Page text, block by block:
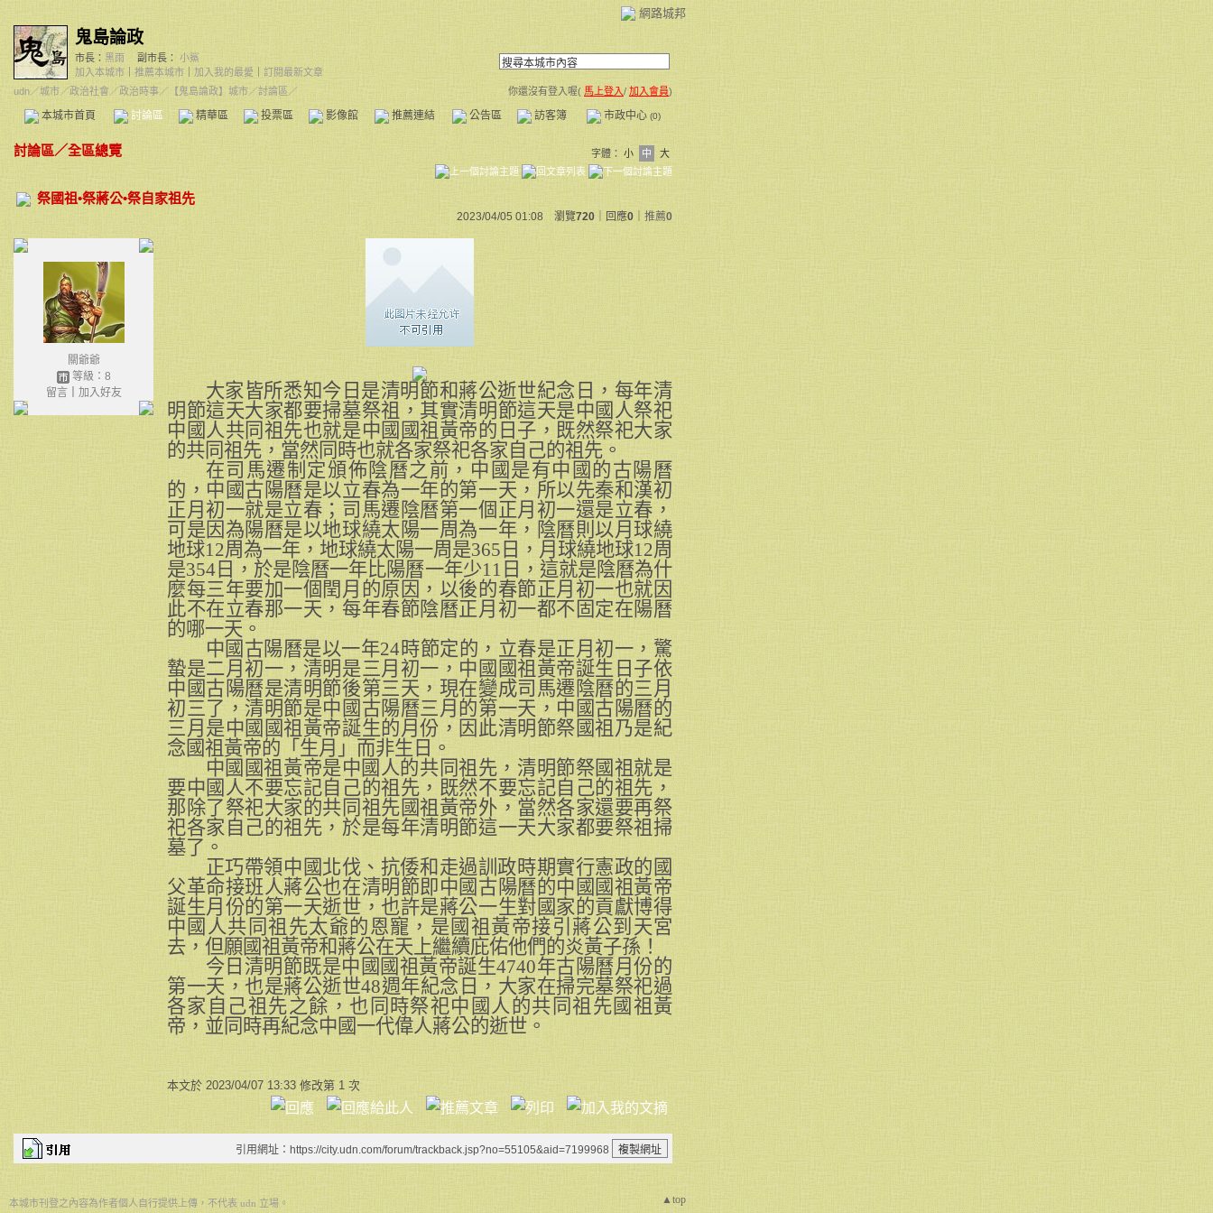
網路城邦
鬼島論政
市長： 黑雨 副市長： 小鯊
加入本城市
推薦本城市 加入我的最愛
訂閱最新文章
udn／城市／政治社會 ／政治時事 ／ 【鬼島論政】城市／討論區／ 你還沒有登入喔( 馬上登入/ 加入會員)
本城市首頁 討論區 精華區 投票區 影像館 推薦連結 公告區 訪客簿 市政中心 (0)
討論區／全區總覽 字體： 小 中 大
祭國祖•祭蔣公•祭自家祖先
2023/04/05 01:08 瀏覽720 ｜回應0 推薦0
關爺爺
等級：8
留言｜ 加入好友
大家皆所悉知今日是清明節和蔣公逝世紀念日，每年清
明節這天大家都要掃墓祭祖，其實清明節這天是中國人祭祀
中國人共同祖先也就是中國國祖黃帝的日子，既然祭祀大家
的共同祖先，當然同時也就各家祭祀各家自己的祖先。
在司馬遷制定頒佈陰曆之前，中國是有中國的古陽曆
的，中國古陽曆是以立春為一年的第一天，所以先秦和漢初
正月初一就是立春；司馬遷陰曆第一個正月初一還是立春，
可是因為陽曆是以地球繞太陽一周為一年，陰曆則以月球繞
地球12周為一年，地球繞太陽一周是365 日，月球繞地球12周
是354 日，於是陰曆一年比陽曆一年少11 日，這就是陰曆為什
麼每三年要加一個閏月的原因，以後的春節正月初一也就因
此不在立春那一天，每年春節陰曆正月初一都不固定在陽曆
的哪一天。
中國古陽曆是以一年24時節定的，立春是正月初一，驚
蟄是二月初一，清明是三月初一， 中國國祖黃帝誕生日子依
中國古陽曆是清明節後第三天，現在變成司馬遷陰曆的三月
初三了 ，清明節是中國古陽曆三月的第一天，中國古陽曆的
三月是中國國祖黃帝誕生的月份，因此清明節祭國祖乃是紀
念國祖黃帝的「生月」而非生日。
中國國祖黃帝是中國人的共同祖先，清明節祭國祖就是
要中國人不要忘記自己的祖先，既然不要忘記自己的祖先，
那除了祭祀大家的共同祖先國祖黃帝外，當然各家還要再祭
祀各家自己的祖先，於是每年清明節這一天大家都要祭祖掃
墓了。
正巧帶領中國北伐、抗倭和走過訓政時期實行憲政的國
父革命接班人蔣公也在清明節即中國古陽曆的中國國祖黃帝
誕生月份的第一天逝世 ，也許是蔣公一生對國家的貢獻博得
中國人共同祖先太爺的恩寵，是國祖黃帝接引蔣公到天宮
去，但願國祖黃帝和蔣公在天上繼續庇佑他們的炎黃子孫！
今日清明節既是中國國祖黃帝誕生4740年古陽曆月份的
第一天，也是蔣公逝世48週年紀念日，大家在掃完墓祭祀過
各家自己祖先之餘，也同時祭祀中國人的共同祖先國祖黃
帝，並同時再紀念中國一代偉人蔣公的逝世。
本文於 2023/04/07 13:33 修改第 1 次
引用網址：https://city.udn.com/forum/trackback.jsp?no=55105&aid=7199968
▲top
本城市刊登之內容為作者個人自行提供上傳，不代表 udn 立場。